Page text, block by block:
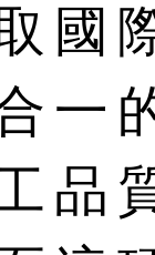
國
一
品